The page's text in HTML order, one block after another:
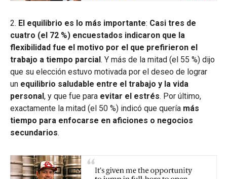
2. El equilibrio es lo más importante: Casi tres de
cuatro (el 72 %) encuestados indicaron que la
flexibilidad fue el motivo por el que prefirieron el
trabajo a tiempo parcial. Y más de la mitad (el 55 %) dijo
que su elección estuvo motivada por el deseo de lograr
un equilibrio saludable entre el trabajo y la vida
personal, y que fue para evitar el estrés. Por último,
exactamente la mitad (el 50 %) indicó que quería más
tiempo para enfocarse en aficiones o negocios
secundarios.